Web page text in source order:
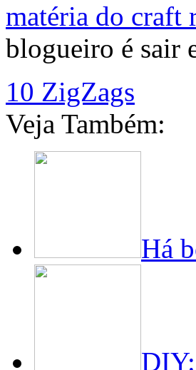
matéria do craft
blogueiro é sair
10 ZigZags
Veja Também:
Há